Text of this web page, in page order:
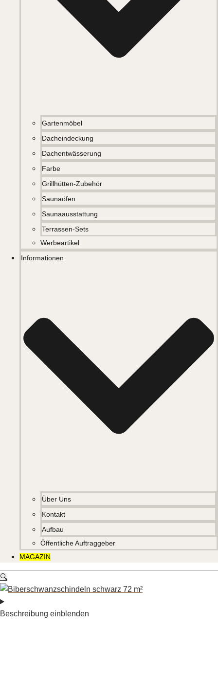
Gartenmöbel
Dacheindeckung
Dachentwässerung
Farbe
Grillhütten-Zubehör
Saunaöfen
Saunaausstattung
Terrassen-Sets
Werbeartikel
Informationen
Über Uns
Kontakt
Aufbau
Öffentliche Auftraggeber
MAGAZIN
🔍
Beschreibung einblenden